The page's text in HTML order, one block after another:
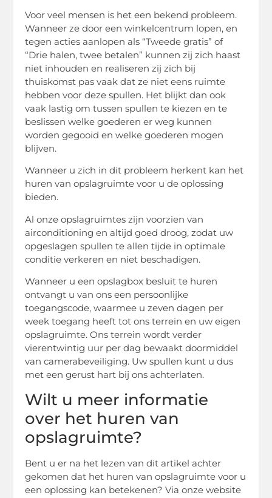
Voor veel mensen is het een bekend probleem.
Wanneer ze door een winkelcentrum lopen, en
tegen acties aanlopen als “Tweede gratis” of
“Drie halen, twee betalen” kunnen zij zich haast
niet inhouden en realiseren zij zich bij
thuiskomst pas vaak dat ze niet eens ruimte
hebben voor deze spullen. Het blijkt dan ook
vaak lastig om tussen spullen te kiezen en te
beslissen welke goederen er weg kunnen
worden gegooid en welke goederen mogen
blijven.
Wanneer u zich in dit probleem herkent kan het
huren van opslagruimte voor u de oplossing
bieden.
Al onze opslagruimtes zijn voorzien van
airconditioning en altijd goed droog, zodat uw
opgeslagen spullen te allen tijde in optimale
conditie verkeren en niet beschadigen.
Wanneer u een opslagbox besluit te huren
ontvangt u van ons een persoonlijke
toegangscode, waarmee u zeven dagen per
week toegang heeft tot ons terrein en uw eigen
opslagruimte. Ons terrein wordt verder
vierentwintig uur per dag bewaakt doormiddel
van camerabeveiliging. Uw spullen kunt u dus
met een gerust hart bij ons achterlaten.
Wilt u meer informatie
over het huren van
opslagruimte?
Bent u er na het lezen van dit artikel achter
gekomen dat het huren van opslagruimte voor u
een oplossing kan betekenen? Via onze website